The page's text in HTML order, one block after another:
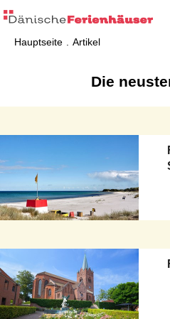
Hauptseite Artikel
Die